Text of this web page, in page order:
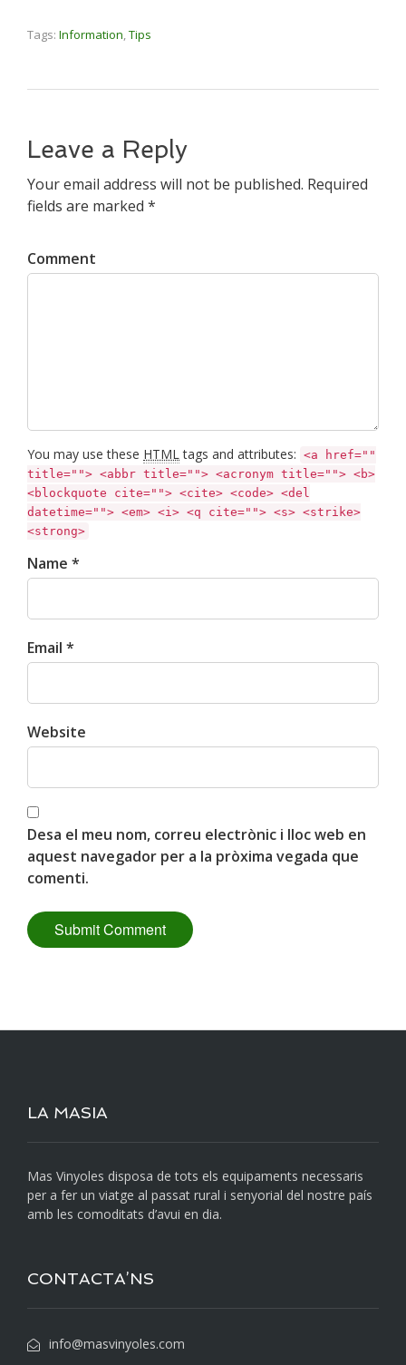
Tags: Information,Tips
Leave a Reply
Your email address will not be published. Required
fields are marked *
Comment
You may use these HTMLtags and attributes: <a href=""
title=""> <abbr title=""> <acronym title=""> <b>
<blockquote cite=""> <cite> <code> <del
datetime=""> <em> <i> <q cite=""> <s> <strike>
<strong>
Name *
Email *
Website
Desa el meu nom, correu electrònic i lloc web en
aquest navegador per a la pròxima vegada que
comenti.
LA MASIA
Mas Vinyoles disposa de tots els equipaments necessaris
per a fer un viatge al passat rural i senyorial del nostre país
amb les comoditats d’avui en dia.
CONTACTA’NS
info@masvinyoles.com